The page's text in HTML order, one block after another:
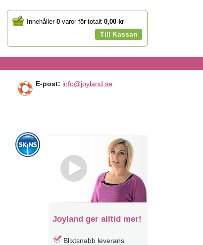
YourInnehåller 0 varor för totalt 0,00 kr
Till Kassan
E-post: info@joyland.se
Joyland ger alltid mer!
Blixtsnabb leverans